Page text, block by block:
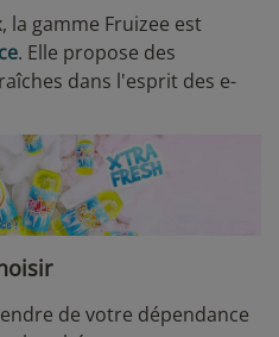
la gamme Fruizee est
. Elle propose des
dans l'esprit des e-
de votre dépendance